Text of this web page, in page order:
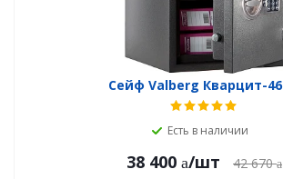
Сейф Valberg Кварцит-46
Есть в наличии
38 400 /шт 42 670